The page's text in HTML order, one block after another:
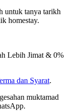
untuk tanya tarikh
homestay.
Lebih Jimat & 0%
dan Syarat.
muktamad